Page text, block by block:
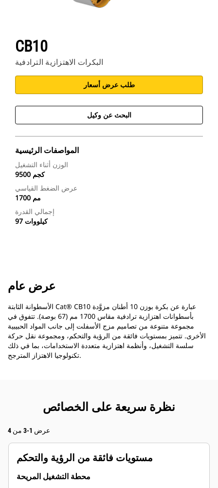
CB10
البكرات الاهتزازية الترادفية
طلب عرض أسعار
البحث عن وكيل
المواصفات الرئيسية
الوزن أثناء التشغيل
9500 كجم
عرض الضغط القياسي
1700 مم
إجمالي القدرة
97 كيلووات
عرض عام
الأسطوانة الثابتة Cat® CB10 عبارة عن بكرة بوزن 10 أطنان مزوَّدة
بأسطوانات اهتزازية ترادفية مقاس 1700 مم (67 بوصة). تتفوق في
مجموعة متنوعة من تصاميم مزج الأسفلت إلى جانب المواد الحبيبية
الأخرى. تتميز بمستويات فائقة من الرؤية والتحكم، ومجموعة نقل حركة
سلسة التشغيل، وأنظمة اهتزازية متعددة الاستخدامات، بما في ذلك
تكنولوجيا الاهتزاز المترجح.
نظرة سريعة على الخصائص
عرض 1-3 من 4
مستويات فائقة من الرؤية والتحكم
محطة التشغيل المريحة